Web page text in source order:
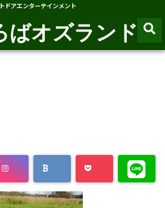
ドアエンターテインメント
ばオズランド